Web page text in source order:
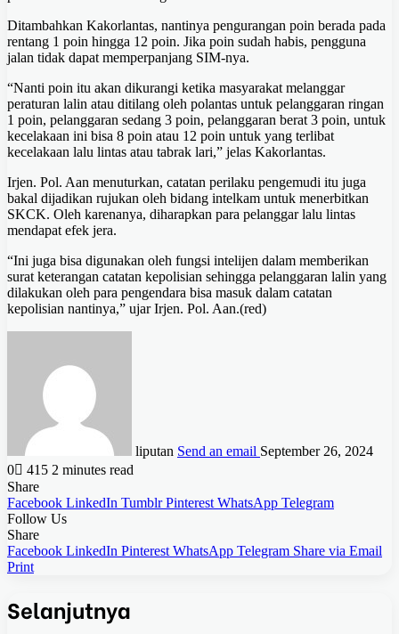
Ditambahkan Kakorlantas, nantinya pengurangan poin berada pada
rentang 1 poin hingga 12 poin. Jika poin sudah habis, pengguna
jalan tidak dapat memperpanjang SIM-nya.
“Nanti poin itu akan dikurangi ketika masyarakat melanggar
peraturan lalin atau ditilang oleh polantas untuk pelanggaran ringan
1 poin, pelanggaran sedang 3 poin, pelanggaran berat 3 poin, untuk
kecelakaan ini bisa 8 poin atau 12 poin untuk yang terlibat
kecelakaan lalu lintas atau tabrak lari,” jelas Kakorlantas.
Irjen. Pol. Aan menuturkan, catatan perilaku pengemudi itu juga
bakal dijadikan rujukan oleh bidang intelkam untuk menerbitkan
SKCK. Oleh karenanya, diharapkan para pelanggar lalu lintas
mendapat efek jera.
“Ini juga bisa digunakan oleh fungsi intelijen dalam memberikan
surat keterangan catatan kepolisian sehingga pelanggaran lalin yang
dilakukan oleh para pengendara bisa masuk dalam catatan
kepolisian nantinya,” ujar Irjen. Pol. Aan.(red)
liputan Send an email September 26, 2024
0
415 2 minutes read
Share
Facebook LinkedIn Tumblr Pinterest WhatsApp Telegram
Follow Us
Share
Facebook LinkedIn Pinterest WhatsApp Telegram Share via Email
Print
Selanjutnya